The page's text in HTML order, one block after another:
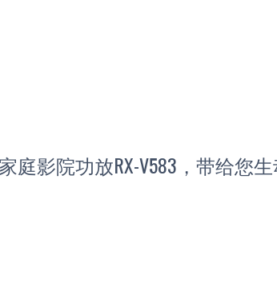
庭影院功放RX-V583，带给您